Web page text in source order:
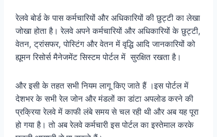
रेलवे बोर्ड के पास कर्मचारियों और अधिकारियों की छुट्टी का लेखा
जोखा होता है। रेलवे अपने कर्मचारियों और अधिकारियों के छुट्टी,
वेतन, ट्रांसफर, पोस्टिंग और वेतन में वृद्धि आदि जानकारियों को
ह्यूमन रिसोर्स मैनेजमेंट सिस्टम पोर्टल में सुरक्षित रखता है।
और इसी के तहत सभी नियम लागू किए जाते हैं ।इस पोर्टल में
देशभर के सभी रेल जोन और मंडलों का डांटा अपलोड करने की
प्रक्रिया रेलवे में काफी लंबे समय से चल रही थी और अब यह पूरा
हो गया है। तो अब रेलवे कर्मचारी इस पोर्टल का इस्तेमाल करके